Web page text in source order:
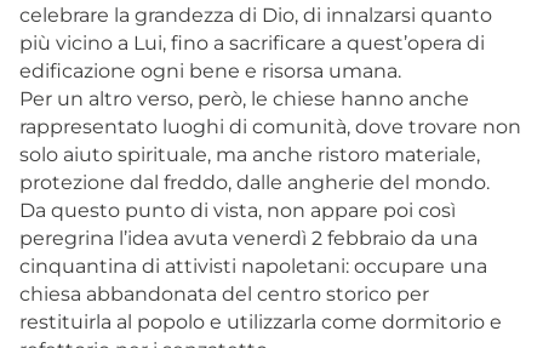
celebrare la grandezza di Dio, di innalzarsi quanto
più vicino a Lui, fino a sacrificare a quest’opera di
edificazione ogni bene e risorsa umana.
Per un altro verso, però, le chiese hanno anche
rappresentato luoghi di comunità, dove trovare non
solo aiuto spirituale, ma anche ristoro materiale,
protezione dal freddo, dalle angherie del mondo.
Da questo punto di vista, non appare poi così
peregrina l’idea avuta venerdì 2 febbraio da una
cinquantina di attivisti napoletani: occupare una
chiesa abbandonata del centro storico per
restituirla al popolo e utilizzarla come dormitorio e